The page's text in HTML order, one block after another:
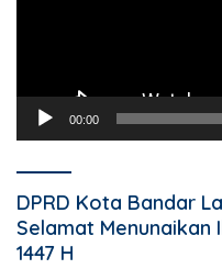
00:00
DPRD Kota Bandar
Selamat Menunaikan
1447 H